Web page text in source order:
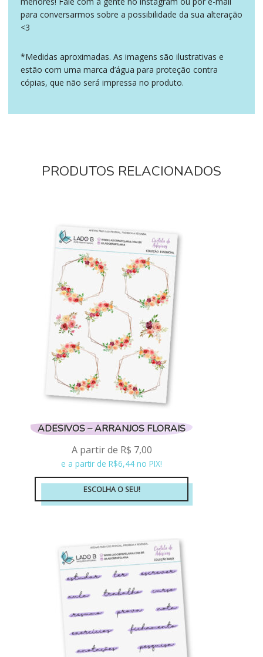
para conversarmos sobre a possibilidade da sua alteração
<3
*Medidas aproximadas. As imagens são ilustrativas e
estão com uma marca d’água para proteção contra
cópias, que não será impressa no produto.
PRODUTOS RELACIONADOS
ADESIVOS – ARRANJOS FLORAIS
A partir de R$ 7,00
e a partir de R$6,44 no PIX!
ESCOLHA O SEU!
Este
várias
variantes.
As
opções
podem
ser
escolhidas
página